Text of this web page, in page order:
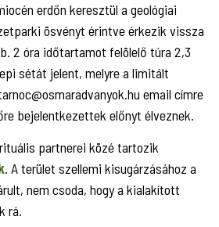
erdőn keresztül a geológiai
ösvényt érintve érkezik vissza
2 óra időtartamot felölelő túra 2,3
sétát jelent, melyre a limitált
email címre
bejelentkezettek előnyt élveznek.
partnerei közé tartozik
. A terület szellemi kisugárzásához a
nem csoda, hogy a kialakított
rá.